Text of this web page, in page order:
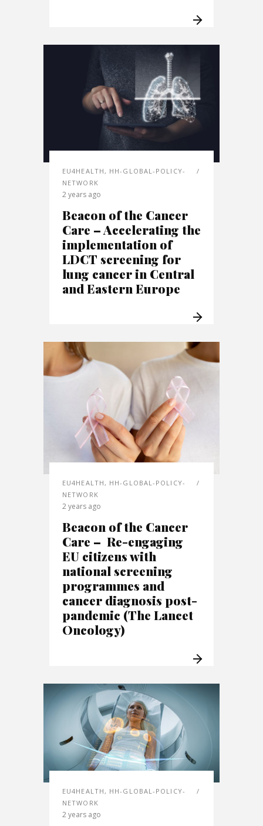
EU4HEALTH , HH-GLOBAL-POLICY-
NETWORK
2 years ago
Beacon of the Cancer
Care – Accelerating the
implementation of
LDCT screening for
lung cancer in Central
and Eastern Europe
EU4HEALTH, HH-GLOBAL-POLICY-
NETWORK
2 years ago
Beacon of the Cancer
Care – Re-engaging
EU citizens with
national screening
programmes and
cancer diagnosis post-
pandemic (The Lancet
Oncology)
EU4HEALTH, HH-GLOBAL-POLICY-
NETWORK
2 years ago